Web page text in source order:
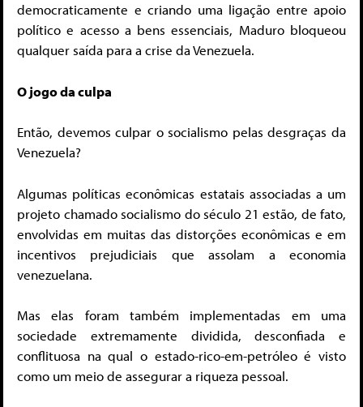
democraticamente e criando uma ligação entre apoio
político e acesso a bens essenciais, Maduro bloqueou
qualquer saída para a crise da Venezuela.
O jogo da culpa
Então, devemos culpar o socialismo pelas desgraças da
Venezuela?
Algumas políticas econômicas estatais associadas a um
projeto chamado socialismo do século 21 estão, de fato,
envolvidas em muitas das distorções econômicas e em
incentivos prejudiciais que assolam a economia
venezuelana.
Mas elas foram também implementadas em uma
sociedade extremamente dividida, desconfiada e
conflituosa na qual o estado-rico-em-petróleo é visto
como um meio de assegurar a riqueza pessoal.